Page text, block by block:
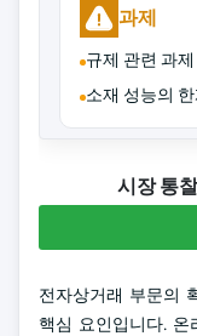
과제
규제 관련 과
소재 성능의 한
시장 통
전자상거래 부문의
핵심 요인입니다.